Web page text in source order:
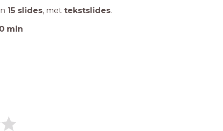
15 slides, met tekstslides.
min